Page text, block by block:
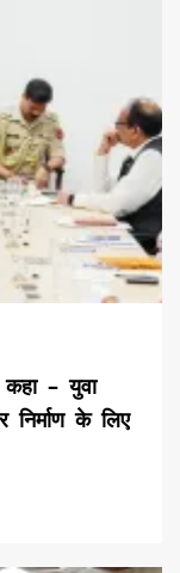
– युवा
निर्माण के लिए